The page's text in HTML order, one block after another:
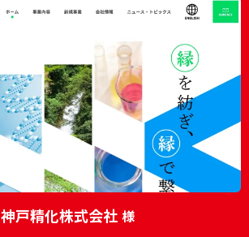
神戸精化株式会社 様